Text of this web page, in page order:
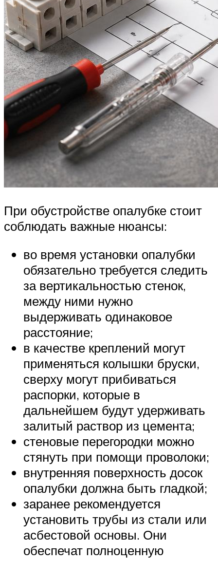
При обустройстве опалубке стоит
соблюдать важные нюансы:
во время установки опалубки
обязательно требуется следить
за вертикальностью стенок,
между ними нужно
выдерживать одинаковое
расстояние;
в качестве креплений могут
применяться колышки бруски,
сверху могут прибиваться
распорки, которые в
дальнейшем будут удерживать
залитый раствор из цемента;
стеновые перегородки можно
стянуть при помощи проволоки;
внутренняя поверхность досок
опалубки должна быть гладкой;
заранее рекомендуется
установить трубы из стали или
асбестовой основы. Они
обеспечат полноценную